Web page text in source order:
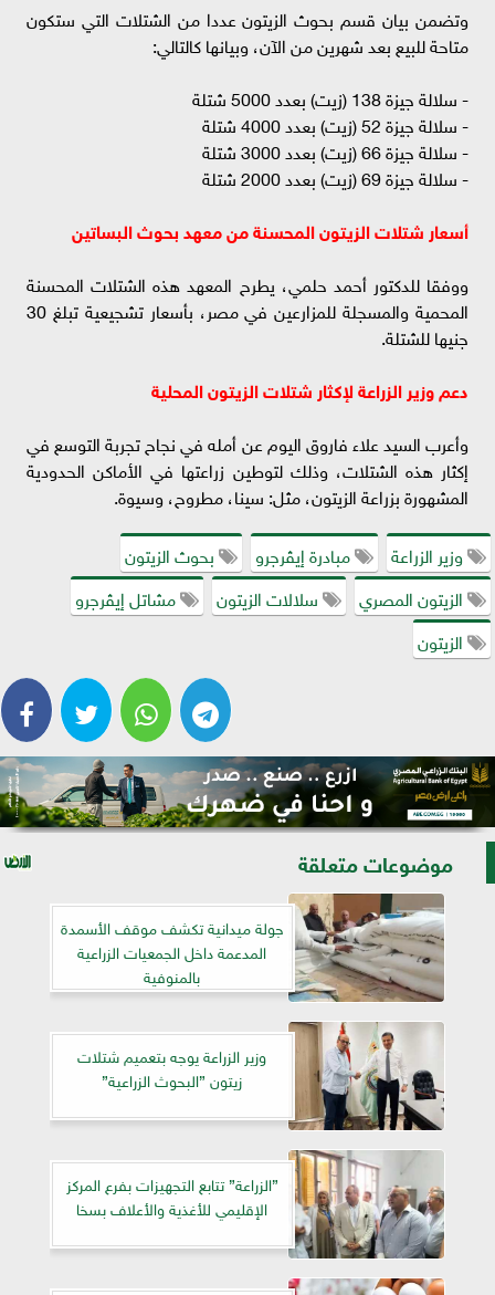
وتضمن بيان قسم بحوث الزيتون عددا من الشتلات التي ستكون
متاحة للبيع بعد شهرين من الآن، وبيانها كالتالي:
- سلالة جيزة 138 (زيت) بعدد 5000 شتلة
- سلالة جيزة 52 (زيت) بعدد 4000 شتلة
- سلالة جيزة 66 (زيت) بعدد 3000 شتلة
- سلالة جيزة 69 (زيت) بعدد 2000 شتلة
أسعار شتلات الزيتون المحسنة من معهد بحوث البساتين
ووفقا للدكتور أحمد حلمي، يطرح المعهد هذه الشتلات المحسنة
المحمية والمسجلة للمزارعين في مصر، بأسعار تشجيعية تبلغ 30
جنيها للشتلة.
دعم وزير الزراعة لإكثار شتلات الزيتون المحلية
وأعرب السيد علاء فاروق اليوم عن أمله في نجاح تجربة التوسع في
إكثار هذه الشتلات، وذلك لتوطين زراعتها في الأماكن الحدودية
المشهورة بزراعة الزيتون، مثل: سينا، مطروح، وسيوة.
وزير الزراعة
مبادرة إيڤرجرو
بحوث الزيتون
الزيتون المصري
سلالات الزيتون
مشاتل إيڤرجرو
الزيتون
موضوعات متعلقة
جولة ميدانية تكشف موقف الأسمدة
المدعمة داخل الجمعيات الزراعية
بالمنوفية
وزير الزراعة يوجه بتعميم شتلات
زيتون ”البحوث الزراعية”
”الزراعة” تتابع التجهيزات بفرع المركز
الإقليمي للأغذية والأعلاف بسخا